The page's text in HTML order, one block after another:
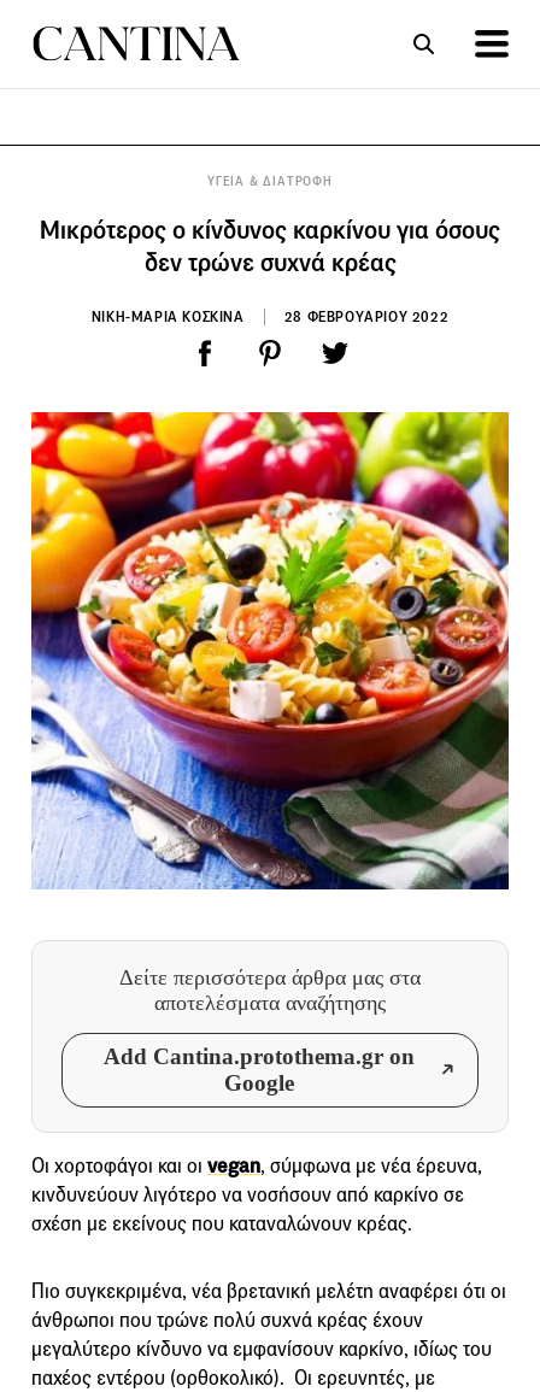
ΥΓΕΙΑ & ΔΙΑΤΡΟΦΗ
Μικρότερος ο κίνδυνος καρκίνου για όσους
δεν τρώνε συχνά κρέας
ΝΙΚΗ-ΜΑΡΙΑ ΚΟΣΚΙΝΑ 28 ΦΕΒΡΟΥΑΡΙΟΥ 2022
Δείτε περισσότερα άρθρα μας στα
αποτελέσματα αναζήτησης
Add Cantina.protothema.gr on
Google
Οι χορτοφάγοι και οι vegan, σύμφωνα με νέα έρευνα,
κινδυνεύουν λιγότερο να νοσήσουν από καρκίνο σε
σχέση με εκείνους που καταναλώνουν κρέας.
Πιο συγκεκριμένα, νέα βρετανική μελέτη αναφέρει ότι οι
άνθρωποι που τρώνε πολύ συχνά κρέας έχουν
μεγαλύτερο κίνδυνο να εμφανίσουν καρκίνο, ιδίως του
παχέος εντέρου (ορθοκολικό). Οι ερευνητές, με